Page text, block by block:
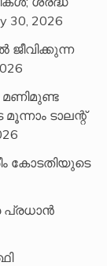
30, 2026
ടാലന്റ്
കോടതിയുടെ
പ്രധാൻ